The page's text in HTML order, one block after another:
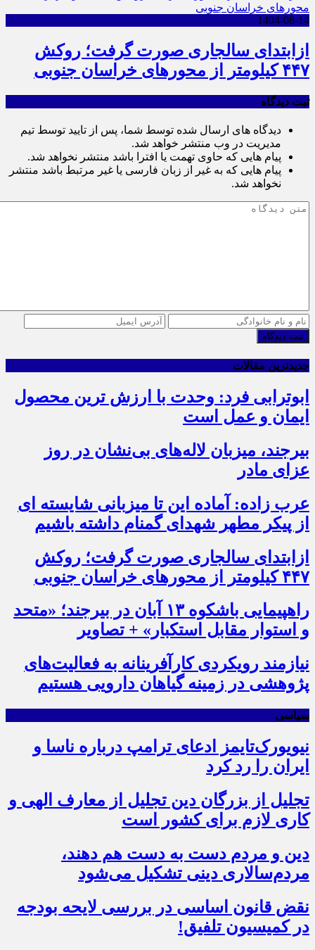
1404-08-14
ازابتدای سالجاری صورت گرفت؛ روکش
۴۴۷ کیلومتر از محورهای خراسان جنوبی
ثبت دیدگاه
دیدگاه های ارسال شده توسط شما، پس از تایید توسط تیم
مدیریت در وب منتشر خواهد شد.
پیام هایی که حاوی تهمت یا افترا باشد منتشر نخواهد شد.
پیام هایی که به غیر از زبان فارسی یا غیر مرتبط باشد منتشر
نخواهد شد.
ثبت دیدگاه
جدیدترین مقالات
ابوترابی فرد: وحدت با ارزش ترین محصول
ایمان و عمل است
بیرجند، میزبان لاله‌های بی‌نشان در روز
عزای مادر
عرب زاده: آماده این تا میزبانی شایسته ای
از پیکر مطهر شهدای گمنام داشته باشیم
ازابتدای سالجاری صورت گرفت؛ روکش
۴۴۷ کیلومتر از محورهای خراسان جنوبی
راهپیمایی باشکوه ۱۳ آبان در بیرجند؛ «متحد
و استوار مقابل استکبار» + تصاویر
نیازمند رویکردی کارآفرینانه به فعالیت‌های
پژوهشی در زمینه گیاهان دارویی هستیم
سیاسی
نیویورک‌تایمز ادعای ترامپ درباره ناسا و
ایران را رد کرد
تجلیل از بزرگان دین تجلیل از معارف الهی و
کاری لازم برای کشور است
دین و مردم دست به‌ دست هم دهند،
مردم‌سالاری دینی تشکیل می‌شود
نقض قانون اساسی در بررسی لایحه بودجه
در کمیسیون تلفیق!